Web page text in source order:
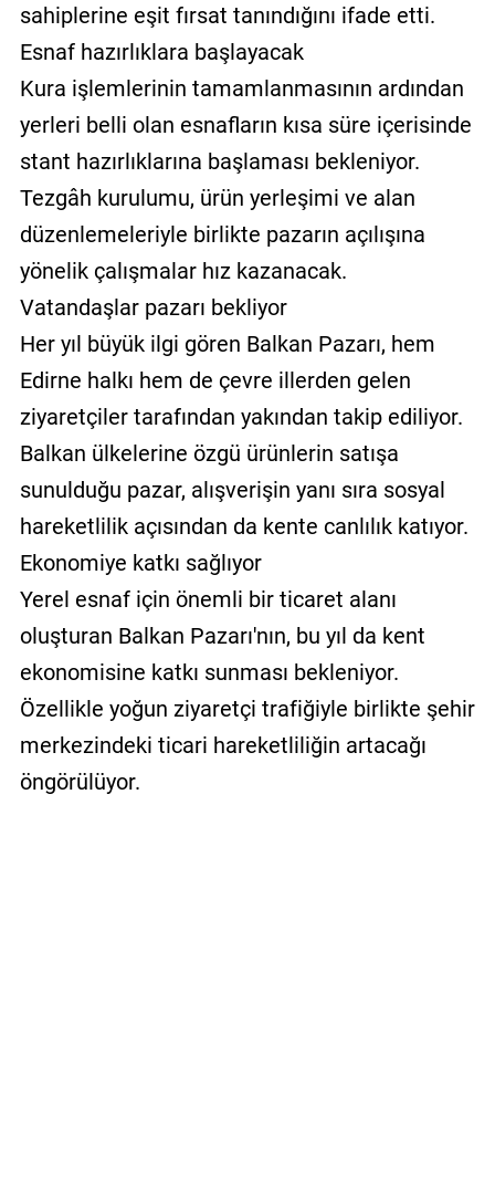
sahiplerine eşit fırsat tanındığını ifade etti.
Esnaf hazırlıklara başlayacak
Kura işlemlerinin tamamlanmasının ardından
yerleri belli olan esnafların kısa süre içerisinde
stant hazırlıklarına başlaması bekleniyor.
Tezgâh kurulumu, ürün yerleşimi ve alan
düzenlemeleriyle birlikte pazarın açılışına
yönelik çalışmalar hız kazanacak.
Vatandaşlar pazarı bekliyor
Her yıl büyük ilgi gören Balkan Pazarı, hem
Edirne halkı hem de çevre illerden gelen
ziyaretçiler tarafından yakından takip ediliyor.
Balkan ülkelerine özgü ürünlerin satışa
sunulduğu pazar, alışverişin yanı sıra sosyal
hareketlilik açısından da kente canlılık katıyor.
Ekonomiye katkı sağlıyor
Yerel esnaf için önemli bir ticaret alanı
oluşturan Balkan Pazarı'nın, bu yıl da kent
ekonomisine katkı sunması bekleniyor.
Özellikle yoğun ziyaretçi trafiğiyle birlikte şehir
merkezindeki ticari hareketliliğin artacağı
öngörülüyor.